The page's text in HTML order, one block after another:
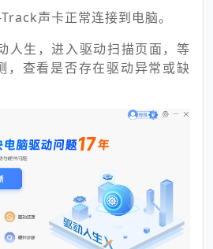
声卡正常连接到电脑。
人生，进入驱动扫描页面，等
，查看是否存在驱动异常或缺